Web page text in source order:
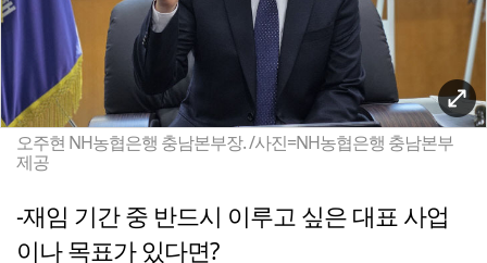
오주현 NH농협은행 충남본부장. /사진=NH농협은행 충남본부
제공
-재임 기간 중 반드시 이루고 싶은 대표 사업
이나 목표가 있다면?